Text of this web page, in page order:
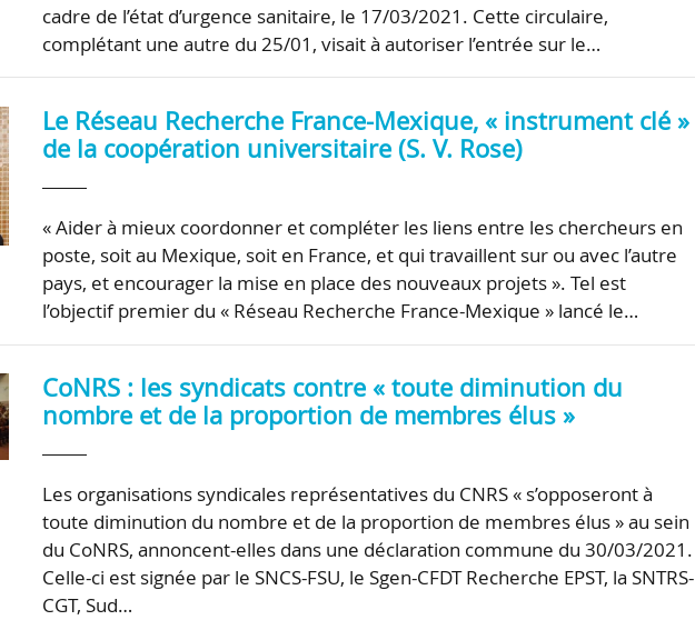
cadre de l’état d’urgence sanitaire, le 17/03/2021. Cette circulaire,
complétant une autre du 25/01, visait à autoriser l’entrée sur le…
Le Réseau Recherche France-Mexique, « instrument clé »
de la coopération universitaire (S. V. Rose)
« Aider à mieux coordonner et compléter les liens entre les chercheurs en
poste, soit au Mexique, soit en France, et qui travaillent sur ou avec l’autre
pays, et encourager la mise en place des nouveaux projets ». Tel est
l’objectif premier du « Réseau Recherche France-Mexique » lancé le…
CoNRS : les syndicats contre « toute diminution du
nombre et de la proportion de membres élus »
Les organisations syndicales représentatives du CNRS « s’opposeront à
toute diminution du nombre et de la proportion de membres élus » au sein
du CoNRS, annoncent-elles dans une déclaration commune du 30/03/2021.
Celle-ci est signée par le SNCS-FSU, le Sgen-CFDT Recherche EPST, la SNTRS-
CGT, Sud…